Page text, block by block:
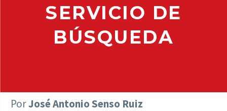
SERVICIO DE
BÚSQUEDA
PorJosé Antonio Senso Ruiz